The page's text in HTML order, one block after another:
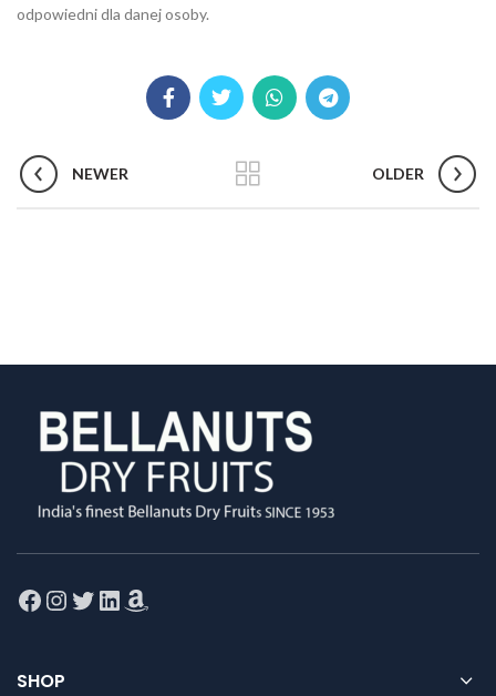
odpowiedni dla danej osoby.
NEWER OLDER
Facebook
Instagram
Twitter
LinkedIn
Amazon
SHOP